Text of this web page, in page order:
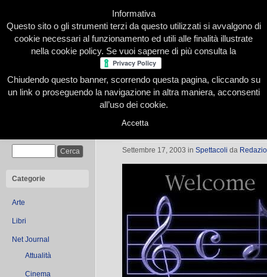
Home Presentazione Redazione Le nostre firme
Categorie
Arte
Libri
Net Journal
Attualità
Cinema
Note nel parco
Settembre 17, 2003 in Spettacoli da
Informativa
Questo sito o gli strumenti terzi da questo utilizzati si avvalgono di
cookie necessari al funzionamento ed utili alle finalità illustrate
nella cookie policy. Se vuoi saperne di più consulta la
Chiudendo questo banner, scorrendo questa pagina, cliccando su
un link o proseguendo la navigazione in altra maniera, acconsenti
all’uso dei cookie.
Accetta